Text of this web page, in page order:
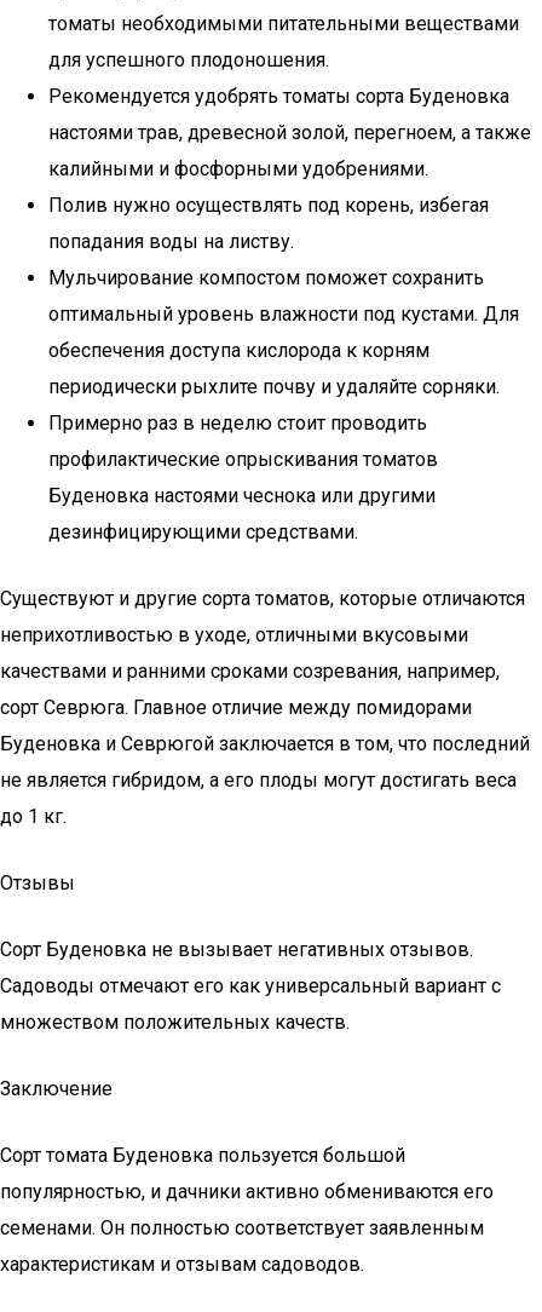
томаты необходимыми питательными веществами
для успешного плодоношения.
Рекомендуется удобрять томаты сорта Буденовка
настоями трав, древесной золой, перегноем, а также
калийными и фосфорными удобрениями.
Полив нужно осуществлять под корень, избегая
попадания воды на листву.
Мульчирование компостом поможет сохранить
оптимальный уровень влажности под кустами. Для
обеспечения доступа кислорода к корням
периодически рыхлите почву и удаляйте сорняки.
Примерно раз в неделю стоит проводить
профилактические опрыскивания томатов
Буденовка настоями чеснока или другими
дезинфицирующими средствами.
Существуют и другие сорта томатов, которые отличаются
неприхотливостью в уходе, отличными вкусовыми
качествами и ранними сроками созревания, например,
сорт Севрюга. Главное отличие между помидорами
Буденовка и Севрюгой заключается в том, что последний
не является гибридом, а его плоды могут достигать веса
до 1 кг.
Отзывы
Сорт Буденовка не вызывает негативных отзывов.
Садоводы отмечают его как универсальный вариант с
множеством положительных качеств.
Заключение
Сорт томата Буденовка пользуется большой
популярностью, и дачники активно обмениваются его
семенами. Он полностью соответствует заявленным
характеристикам и отзывам садоводов.